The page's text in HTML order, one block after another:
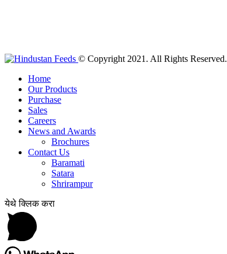
© Copyright 2021. All Rights Reserved.
Home
Our Products
Purchase
Sales
Careers
News and Awards
Brochures
Contact Us
Baramati
Satara
Shrirampur
येथे क्लिक करा